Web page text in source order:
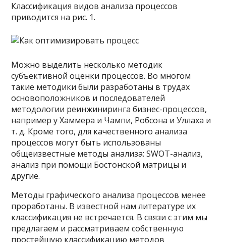
Классификация видов анализа процессов
приводится на рис. 1.
Можно выделить несколько методик
субъективной оценки процессов. Во многом
такие методики были разработаны в трудах
основоположников и последователей
методологии реинжиниринга бизнес-процессов,
например у Хаммера и Чампи, Робсона и Уллаха и
т. д. Кроме того, для качественного анализа
процессов могут быть использованы
общеизвестные методы анализа: SWOT-анализ,
анализ при помощи Бостонской матрицы и
другие.
Методы графического анализа процессов менее
проработаны. В известной нам литературе их
классификация не встречается. В связи с этим мы
предлагаем и рассматриваем собственную
простейшую классификацию методов